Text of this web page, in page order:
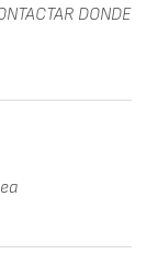
DONDE